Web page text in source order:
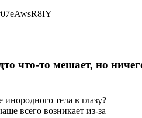
что-то мешает, но
тела в глазу?
всего возникает из-за